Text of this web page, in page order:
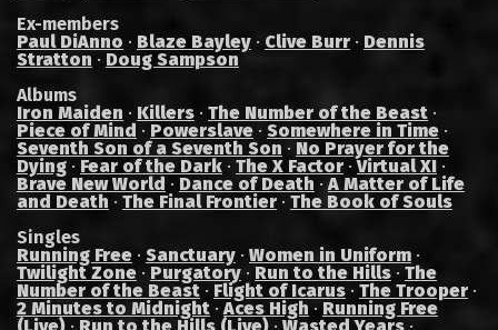
Ex-members
Paul DiAnno · Blaze Bayley · Clive Burr · Dennis
Stratton · Doug Sampson
Albums
Iron Maiden · Killers · The Number of the Beast ·
Piece of Mind · Powerslave · Somewhere in Time ·
Seventh Son of a Seventh Son · No Prayer for the
Dying · Fear of the Dark · The X Factor ·Virtual XI ·
Brave New World · Dance of Death ·A Matter of Life
and Death · The Final Frontier · The Book of Souls
Singles
Running Free · Sanctuary · Women in Uniform ·
Twilight Zone · Purgatory · Run to the Hills · The
Number of the Beast · Flight of Icarus · The Trooper ·
2 Minutes to Midnight ·Aces High · Running Free